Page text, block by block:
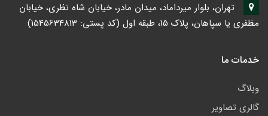
تهران، بلوار میرداماد، میدان مادر، خیابان شاه نظری، خیابان
مظفری یا سپاهان، پلاک 15، طبقه اول (کد پستی: 1545634813)
خدمات ما
وبلاگ
گالری تصاویر